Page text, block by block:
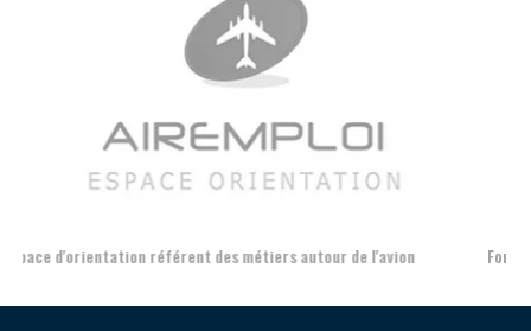
Formation et l'insertion de personnes en situation de handicap